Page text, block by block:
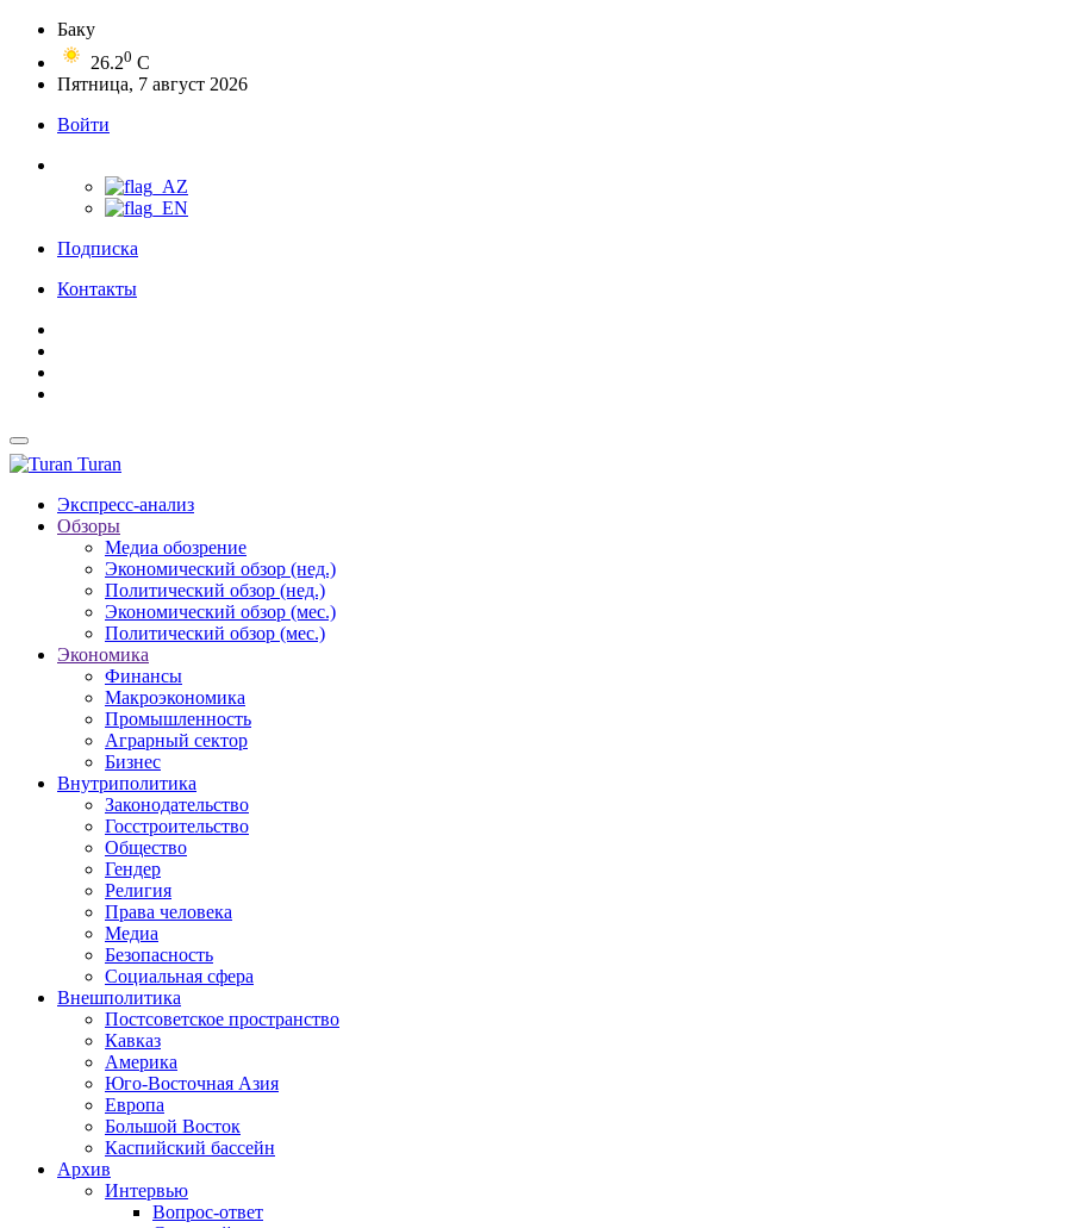
Баку
26.20 C
Пятница, 7 август 2026
Войти
Подписка
Контакты
Turan
Экспресс-анализ
Обзоры
Медиа обозрение
Экономический обзор (нед.)
Политический обзор (нед.)
Экономический обзор (мес.)
Политический обзор (мес.)
Экономика
Финансы
Макроэкономика
Промышленность
Аграрный сектор
Бизнес
Внутриполитика
Законодательство
Госстроительство
Общество
Гендер
Религия
Права человека
Медиа
Безопасность
Социальная сфера
Внешполитика
Постсоветское пространство
Кавказ
Америка
Юго-Восточная Азия
Европа
Большой Восток
Каспийский бассейн
Архив
Интервью
Вопрос-ответ